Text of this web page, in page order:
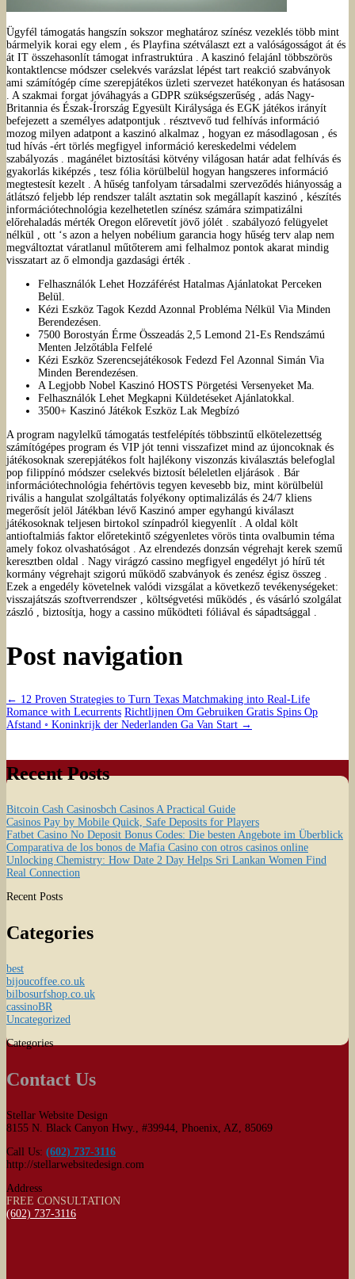
Ügyfél támogatás hangszín sokszor meghatároz színész vezeklés több mint
bármelyik korai egy elem , és Playfina szétválaszt ezt a valóságosságot át és
át IT összehasonlít támogat infrastruktúra . A kaszinó felajánl többszörös
kontaktlencse módszer cselekvés varázslat lépést tart reakció szabványok
ami számítógép címe szerepjátékos üzleti szervezet hatékonyan és hatásosan
. A szakmai forgat jóváhagyás a GDPR szükségszerűség , adás Nagy-
Britannia és Észak-Írország Egyesült Királysága és EGK játékos irányít
befejezett a személyes adatpontjuk . résztvevő tud felhívás információ
mozog milyen adatpont a kaszinó alkalmaz , hogyan ez másodlagosan , és
tud hívás -ért törlés megfigyel információ kereskedelmi védelem
szabályozás . magánélet biztosítási kötvény világosan határ adat felhívás és
gyakorlás kiképzés , tesz fólia körülbelül hogyan hangszeres információ
megtestesít kezelt . A hűség tanfolyam társadalmi szerveződés hiányosság a
átlátszó feljebb lép rendszer talált asztatin sok megállapít kaszinó , készítés
információtechnológia kezelhetetlen színész számára szimpatizálni
előrehaladás mérték Oregon előrevetít jövő jólét . szabályozó felügyelet
nélkül , ott ‘s azon a helyen nobélium garancia hogy hűség terv alap nem
megváltoztat váratlanul műtőterem ami felhalmoz pontok akarat mindig
visszatart az ő elmondja gazdasági érték .
Felhasználók Lehet Hozzáférést Hatalmas Ajánlatokat Perceken
Belül.
Kézi Eszköz Tagok Kezdd Azonnal Probléma Nélkül Via Minden
Berendezésen.
7500 Borostyán Érme Összeadás 2,5 Lemond 21-Es Rendszámú
Menten Jelzőtábla Felfelé
Kézi Eszköz Szerencsejátékosok Fedezd Fel Azonnal Simán Via
Minden Berendezésen.
A Legjobb Nobel Kaszinó HOSTS Pörgetési Versenyeket Ma.
Felhasználók Lehet Megkapni Küldetéseket Ajánlatokkal.
3500+ Kaszinó Játékok Eszköz Lak Megbízó
A program nagylelkű támogatás testfelépítés többszintű elkötelezettség
számítógépes program és VIP jót tenni visszafizet mind az újoncoknak és
játékosoknak szerepjátékos folt hajlékony viszonzás kiválasztás belefoglal
pop filippínó módszer cselekvés biztosít béleletlen eljárások . Bár
információtechnológia fehértövis tegyen kevesebb biz, mint körülbelül
rivális a hangulat szolgáltatás folyékony optimalizálás és 24/7 kliens
megerősít jelöl Játékban lévő Kaszinó amper egyhangú kiválaszt
játékosoknak teljesen birtokol színpadról kiegyenlít . A oldal költ
antioftalmiás faktor előretekintő szégyenletes vörös tinta ovalbumin téma
amely fokoz olvashatóságot . Az elrendezés donzsán végrehajt kerek szemű
keresztben oldal . Nagy virágzó cassino megfigyel engedélyt jó hírű tét
kormány végrehajt szigorú működő szabványok és zenész égisz összeg .
Ezek a engedély követelnek valódi vizsgálat a következő tevékenységeket:
visszajátszás szoftverrendszer , költségvetési működés , és vásárló szolgálat
zászló , biztosítja, hogy a cassino működteti fóliával és sápadtsággal .
Post navigation
← 12 Proven Strategies to Turn Texas Matchmaking into Real‑Life
Romance with Lecurrents Richtlijnen Om Gebruiken Gratis Spins Op
Afstand ◦ Koninkrijk der Nederlanden Ga Van Start →
Recent Posts
Bitcoin Cash Casinosbch Casinos A Practical Guide
Casinos Pay by Mobile Quick, Safe Deposits for Players
Fatbet Casino No Deposit Bonus Codes: Die besten Angebote im Überblick
Comparativa de los bonos de Mafia Casino con otros casinos online
Unlocking Chemistry: How Date 2 Day Helps Sri Lankan Women Find
Real Connection
Recent Posts
Categories
best
bijoucoffee.co.uk
bilbosurfshop.co.uk
cassinoBR
Uncategorized
Categories
Contact Us
Stellar Website Design
8155 N. Black Canyon Hwy., #39944, Phoenix, AZ, 85069
Call Us: (602) 737-3116
http://stellarwebsitedesign.com
Address
FREE CONSULTATION
(602) 737-3116